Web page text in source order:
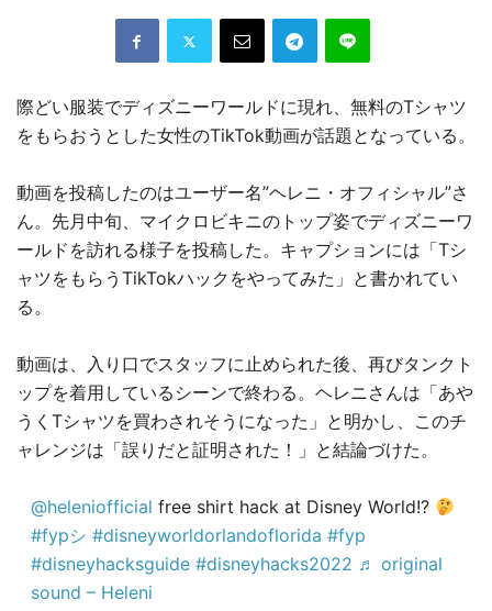
際どい服装でディズニーワールドに現れ、無料のTシャツ
をもらおうとした女性のTikTok動画が話題となっている。
動画を投稿したのはユーザー名”ヘレニ・オフィシャル”さ
ん。先月中旬、マイクロビキニのトップ姿でディズニーワ
ールドを訪れる様子を投稿した。キャプションには「Tシ
ャツをもらうTikTokハックをやってみた」と書かれてい
る。
動画は、入り口でスタッフに止められた後、再びタンクト
ップを着用しているシーンで終わる。ヘレニさんは「あや
うくTシャツを買わされそうになった」と明かし、このチ
ャレンジは「誤りだと証明された！」と結論づけた。
@heleniofficial free shirt hack at Disney World!?
#fypシ #disneyworldorlandoflorida #fyp
#disneyhacksguide #disneyhacks2022 ♬ original
sound – Heleni